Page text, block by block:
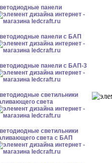
панели
панели с БАП
панели с БАП-3
светильники
света
светильники
света с БАП